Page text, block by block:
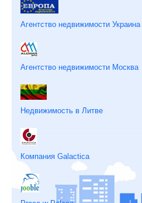
Агентство недвижимости Украина
Агентство недвижимости Москва
Недвижимость в Литве
Компания Galactica